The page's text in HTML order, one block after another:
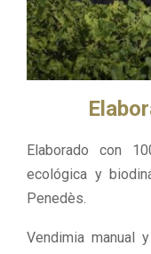
Elaborado con
ecológica y
Penedès.
Vendimia manual